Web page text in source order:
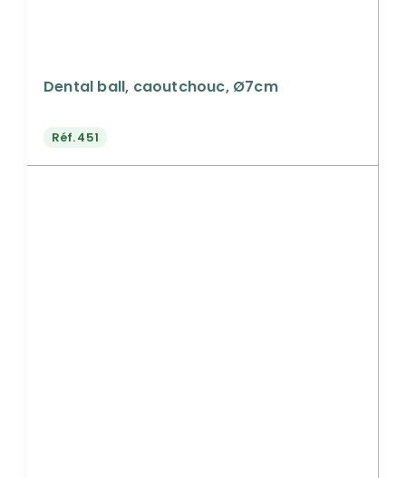
Dental ball, caoutchouc, Ø7cm
Réf.451